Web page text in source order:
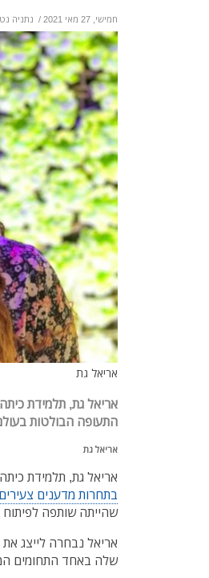
חמישי, 27 מאי 2021 / נתניה נט
אריאל גת
אריאל גת, תלמידת
התעופה הבולטות
אריאל גת
אריאל גת, תלמידת
בתחרות מדענים צעירים
שהייתה שותפה לפיתוח
שלה באחד התחומים